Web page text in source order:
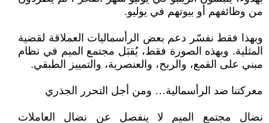
من وظائفهم أو بيوتهم في يوليو.
وبهذا فقط نفسّر دعم بعض الرأسماليات العملاقة لقضية
المثلية. وبهذه الصورة فقط، يُقبَل مجتمع الميم في نظام
مبني على القمع، والربح، والعنصرية، والتمييز الطبقي.
معركتنا ضد الرأسمالية… ومن أجل التحرر الجذري
نضال مجتمع الميم لا ينفصل عن نضال العاملات